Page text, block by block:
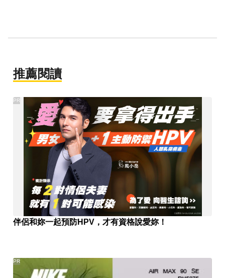
推薦閱讀
伴侶和妳一起預防HPV，才有資格說愛妳！
PR
PR